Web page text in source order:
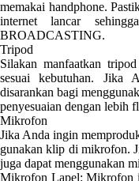
memakai handphone.
internet lancar
BROADCASTING.
Tripod
Silakan manfaatkan
sesuai kebutuhan. Jika
disarankan bagi
penyesuaian dengan lebih
Mikrofon
Jika Anda ingin
gunakan klip di mikrofon.
juga dapat menggunakan
Mikrofon Lapel: Mikrofon